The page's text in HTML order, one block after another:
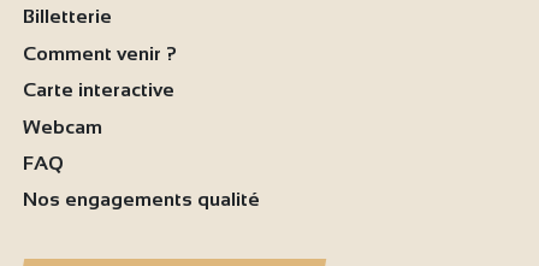
Billetterie
Comment venir ?
Carte interactive
Webcam
FAQ
Nos engagements qualité